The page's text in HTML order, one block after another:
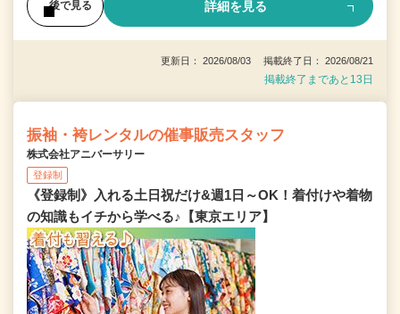
後で見る 詳細を見る
更新日： 2026/08/03 掲載終了日： 2026/08/21
掲載終了まであと13日
振袖・袴レンタルの催事販売スタッフ
株式会社アニバーサリー
登録制
《登録制》入れる土日祝だけ&週1日～OK！着付けや着物
の知識もイチから学べる♪【東京エリア】